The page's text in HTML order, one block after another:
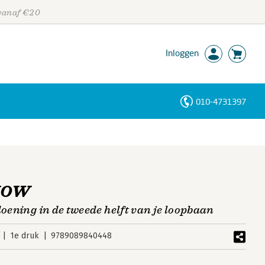
€20
Inloggen
010-4731397
in de tweede helft van je loopbaan
1e druk 9789089840448
Personen